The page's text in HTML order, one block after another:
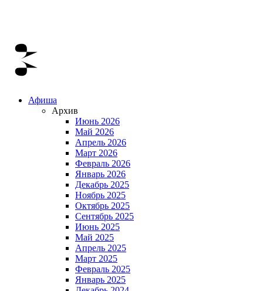
Афиша
Архив
Июнь 2026
Май 2026
Апрель 2026
Март 2026
Февраль 2026
Январь 2026
Декабрь 2025
Ноябрь 2025
Октябрь 2025
Сентябрь 2025
Июнь 2025
Май 2025
Апрель 2025
Март 2025
Февраль 2025
Январь 2025